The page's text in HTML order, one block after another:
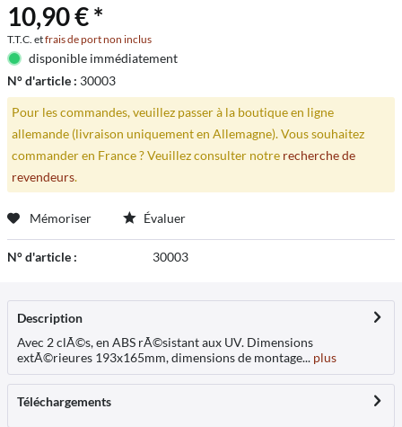
10,90 € *
T.T.C. etfrais de port non inclus
disponible immédiatement
N° d'article : 30003
Pour les commandes, veuillez passer à la boutique en ligne
allemande (livraison uniquement en Allemagne). Vous souhaitez
commander en France ? Veuillez consulter notre recherche de
revendeurs.
Mémoriser Évaluer
N° d'article : 30003
Description
Avec 2 clÃ©s, en ABS rÃ©sistant aux UV. Dimensions
extÃ©rieures 193x165mm, dimensions de montage... plus
Téléchargements